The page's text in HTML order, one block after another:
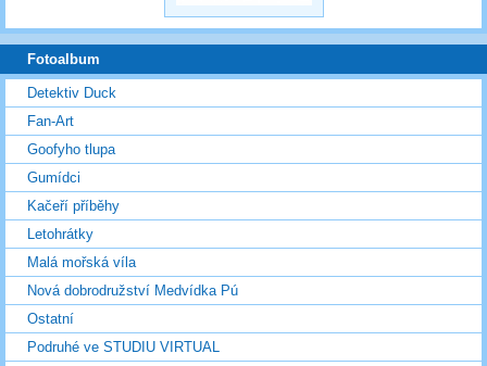
Fotoalbum
Detektiv Duck
Fan-Art
Goofyho tlupa
Gumídci
Kačeří příběhy
Letohrátky
Malá mořská víla
Nová dobrodružství Medvídka Pú
Ostatní
Podruhé ve STUDIU VIRTUAL